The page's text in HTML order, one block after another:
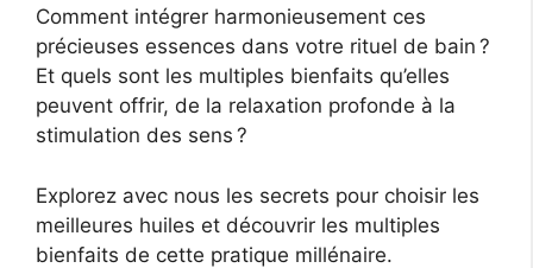
Comment intégrer harmonieusement ces
précieuses essences dans votre rituel de bain ?
Et quels sont les multiples bienfaits qu’elles
peuvent offrir, de la relaxation profonde à la
stimulation des sens ?
Explorez avec nous les secrets pour choisir les
meilleures huiles et découvrir les multiples
bienfaits de cette pratique millénaire.